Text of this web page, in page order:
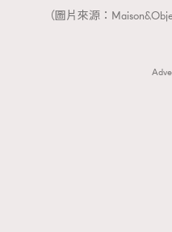
（圖片來源：